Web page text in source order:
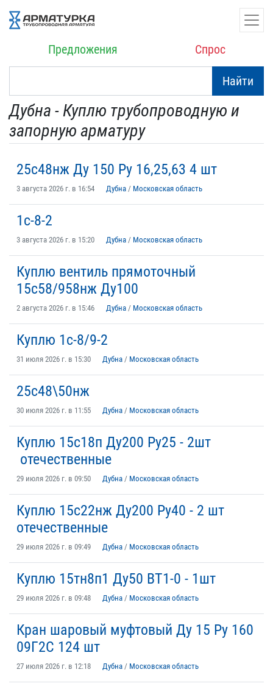
Предложения Спрос
Найти
Дубна - Куплю трубопроводную и
запорную арматуру
25с48нж Ду 150 Ру 16,25,63 4 шт
3 августа 2026 г. в 16:54 Дубна / Московская область
1с-8-2
3 августа 2026 г. в 15:20 Дубна / Московская область
Куплю вентиль прямоточный
15с58/958нж Ду100
2 августа 2026 г. в 15:46 Дубна / Московская область
Куплю 1с-8/9-2
31 июля 2026 г. в 15:30 Дубна / Московская область
25с48\50нж
30 июля 2026 г. в 11:55 Дубна / Московская область
Куплю 15с18п Ду200 Ру25 - 2шт
отечественные
29 июля 2026 г. в 09:50 Дубна / Московская область
Куплю 15с22нж Ду200 Ру40 - 2 шт
отечественные
29 июля 2026 г. в 09:49 Дубна / Московская область
Куплю 15тн8п1 Ду50 ВТ1-0 - 1шт
29 июля 2026 г. в 09:48 Дубна / Московская область
Кран шаровый муфтовый Ду 15 Ру 160
09Г2С 124 шт
27 июля 2026 г. в 12:18 Дубна / Московская область